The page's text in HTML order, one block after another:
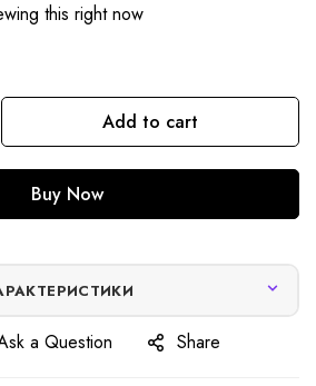
this right now
Add to cart
Buy Now
a Question Share